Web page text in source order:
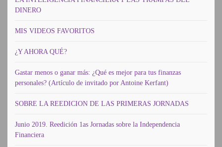
DINERO
MIS VIDEOS FAVORITOS
¿Y AHORA QUÉ?
Gastar menos o ganar más: ¿Qué es mejor para tus finanzas
personales? (Artículo de invitado por Antoine Kerfant)
SOBRE LA REEDICION DE LAS PRIMERAS JORNADAS
Junio 2019. Reedición 1as Jornadas sobre la Independencia
Financiera